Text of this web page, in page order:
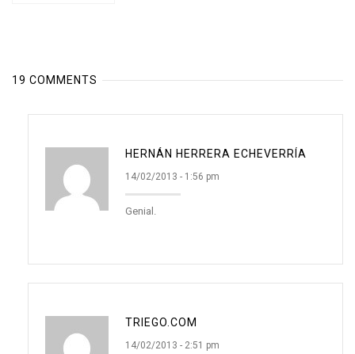
19 COMMENTS
HERNÁN HERRERA ECHEVERRÍA
14/02/2013 - 1:56 pm
Genial.
TRIEGO.COM
14/02/2013 - 2:51 pm